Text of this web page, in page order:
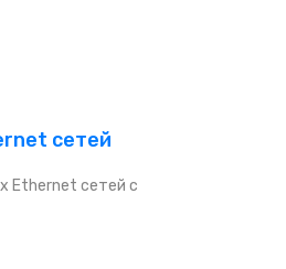
сетей
Ethernet сетей с